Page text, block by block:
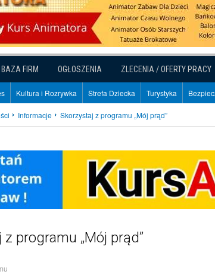
BAZA FIRM OGŁOSZENIA ZLECENIA / OFERTY PRACY
Kultura i Rozrywka Strefa Dziecka Turystyka
Informacje Skorzystaj z programu „Mój prąd”
programu „Mój prąd”